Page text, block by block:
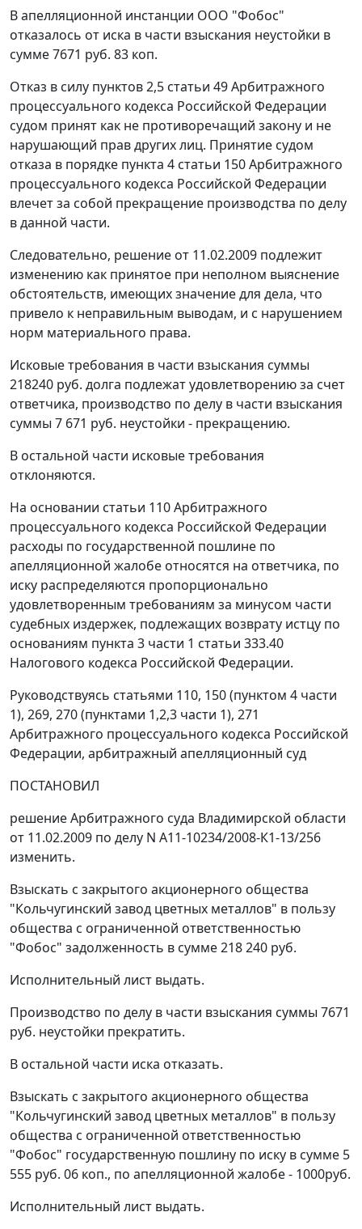
В апелляционной инстанции ООО "Фобос"
отказалось от иска в части взыскания неустойки в
сумме 7671 руб. 83 коп.
Отказ в силу пунктов 2,5 статьи 49Арбитражного
процессуального кодекса Российской Федерации
судом принят как не противоречащий закону и не
нарушающий прав других лиц. Принятие судом
отказа в порядке пункта 4 статьи 150Арбитражного
процессуального кодекса Российской Федерации
влечет за собой прекращение производства по делу
в данной части.
Следовательно, решение от 11.02.2009 подлежит
изменению как принятое при неполном выяснение
обстоятельств, имеющих значение для дела, что
привело к неправильным выводам, и с нарушением
норм материального права.
Исковые требования в части взыскания суммы
218240 руб. долга подлежат удовлетворению за счет
ответчика, производство по делу в части взыскания
суммы 7 671 руб. неустойки - прекращению.
В остальной части исковые требования
отклоняются.
На основании статьи 110Арбитражного
процессуального кодекса Российской Федерации
расходы по государственной пошлине по
апелляционной жалобе относятся на ответчика, по
иску распределяются пропорционально
удовлетворенным требованиям за минусом части
судебных издержек, подлежащих возврату истцу по
основаниям пункта 3 части 1 статьи 333.40
Налогового кодекса Российской Федерации.
Руководствуясь статьями 110, 150 (пунктом 4 части
1), 269, 270 (пунктами 1,2,3 части 1), 271
Арбитражного процессуального кодекса Российской
Федерации, арбитражный апелляционный суд
ПОСТАНОВИЛ
решение Арбитражного суда Владимирской области
от 11.02.2009 по делу N А11-10234/2008-К1-13/256
изменить.
Взыскать с закрытого акционерного общества
"Кольчугинский завод цветных металлов" в пользу
общества с ограниченной ответственностью
"Фобос" задолженность в сумме 218 240 руб.
Исполнительный лист выдать.
Производство по делу в части взыскания суммы 7671
руб. неустойки прекратить.
В остальной части иска отказать.
Взыскать с закрытого акционерного общества
"Кольчугинский завод цветных металлов" в пользу
общества с ограниченной ответственностью
"Фобос" государственную пошлину по иску в сумме 5
555 руб. 06 коп., по апелляционной жалобе - 1000руб.
Исполнительный лист выдать.